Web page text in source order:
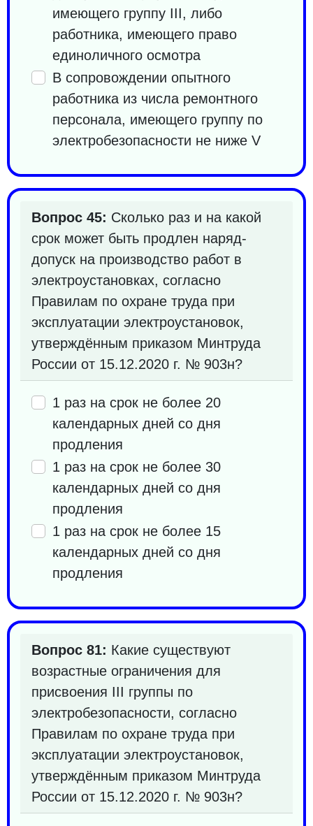
имеющего группу III, либо
работника, имеющего право
единоличного осмотра
В сопровождении опытного
работника из числа ремонтного
персонала, имеющего группу по
электробезопасности не ниже V
Вопрос 45: Сколько раз и на какой
срок может быть продлен наряд-
допуск на производство работ в
электроустановках, согласно
Правилам по охране труда при
эксплуатации электроустановок,
утверждённым приказом Минтруда
России от 15.12.2020 г. № 903н?
1 раз на срок не более 20
календарных дней со дня
продления
1 раз на срок не более 30
календарных дней со дня
продления
1 раз на срок не более 15
календарных дней со дня
продления
Вопрос 81: Какие существуют
возрастные ограничения для
присвоения III группы по
электробезопасности, согласно
Правилам по охране труда при
эксплуатации электроустановок,
утверждённым приказом Минтруда
России от 15.12.2020 г. № 903н?